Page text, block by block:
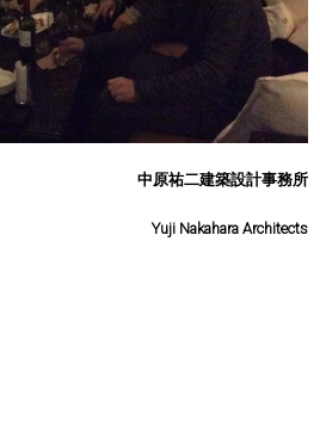
中原祐二建築設計事務所
Yuji Nakahara Architects